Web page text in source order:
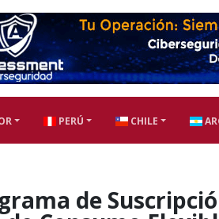
PERÚ CHILE
de